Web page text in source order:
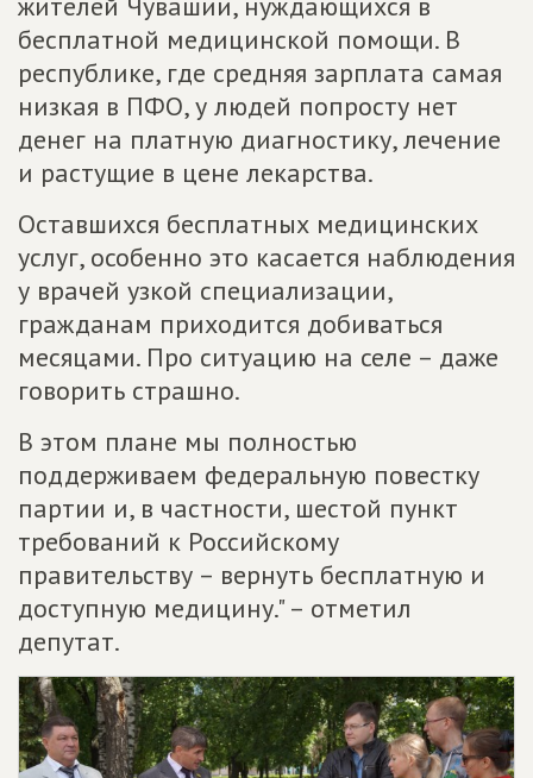
бесплатной медицинской помощи. В
республике, где средняя зарплата самая
низкая в ПФО, у людей попросту нет
денег на платную диагностику, лечение
и растущие в цене лекарства.
Оставшихся бесплатных медицинских
услуг, особенно это касается наблюдения
у врачей узкой специализации,
гражданам приходится добиваться
месяцами. Про ситуацию на селе – даже
говорить страшно.
В этом плане мы полностью
поддерживаем федеральную повестку
партии и, в частности, шестой пункт
требований к Российскому
правительству – вернуть бесплатную и
доступную медицину." – отметил
депутат.